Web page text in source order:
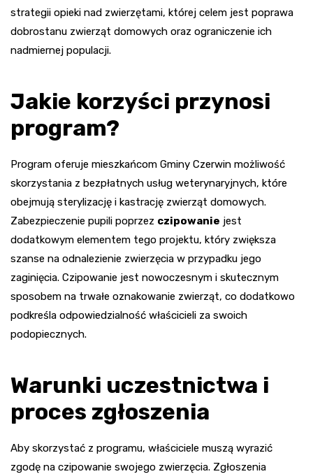
strategii opieki nad zwierzętami, której celem jest poprawa
dobrostanu zwierząt domowych oraz ograniczenie ich
nadmiernej populacji.
Jakie korzyści przynosi
program?
Program oferuje mieszkańcom Gminy Czerwin możliwość
skorzystania z bezpłatnych usług weterynaryjnych, które
obejmują sterylizację i kastrację zwierząt domowych.
Zabezpieczenie pupili poprzez czipowanie jest
dodatkowym elementem tego projektu, który zwiększa
szanse na odnalezienie zwierzęcia w przypadku jego
zaginięcia. Czipowanie jest nowoczesnym i skutecznym
sposobem na trwałe oznakowanie zwierząt, co dodatkowo
podkreśla odpowiedzialność właścicieli za swoich
podopiecznych.
Warunki uczestnictwa i
proces zgłoszenia
Aby skorzystać z programu, właściciele muszą wyrazić
zgodę na czipowanie swojego zwierzęcia. Zgłoszenia